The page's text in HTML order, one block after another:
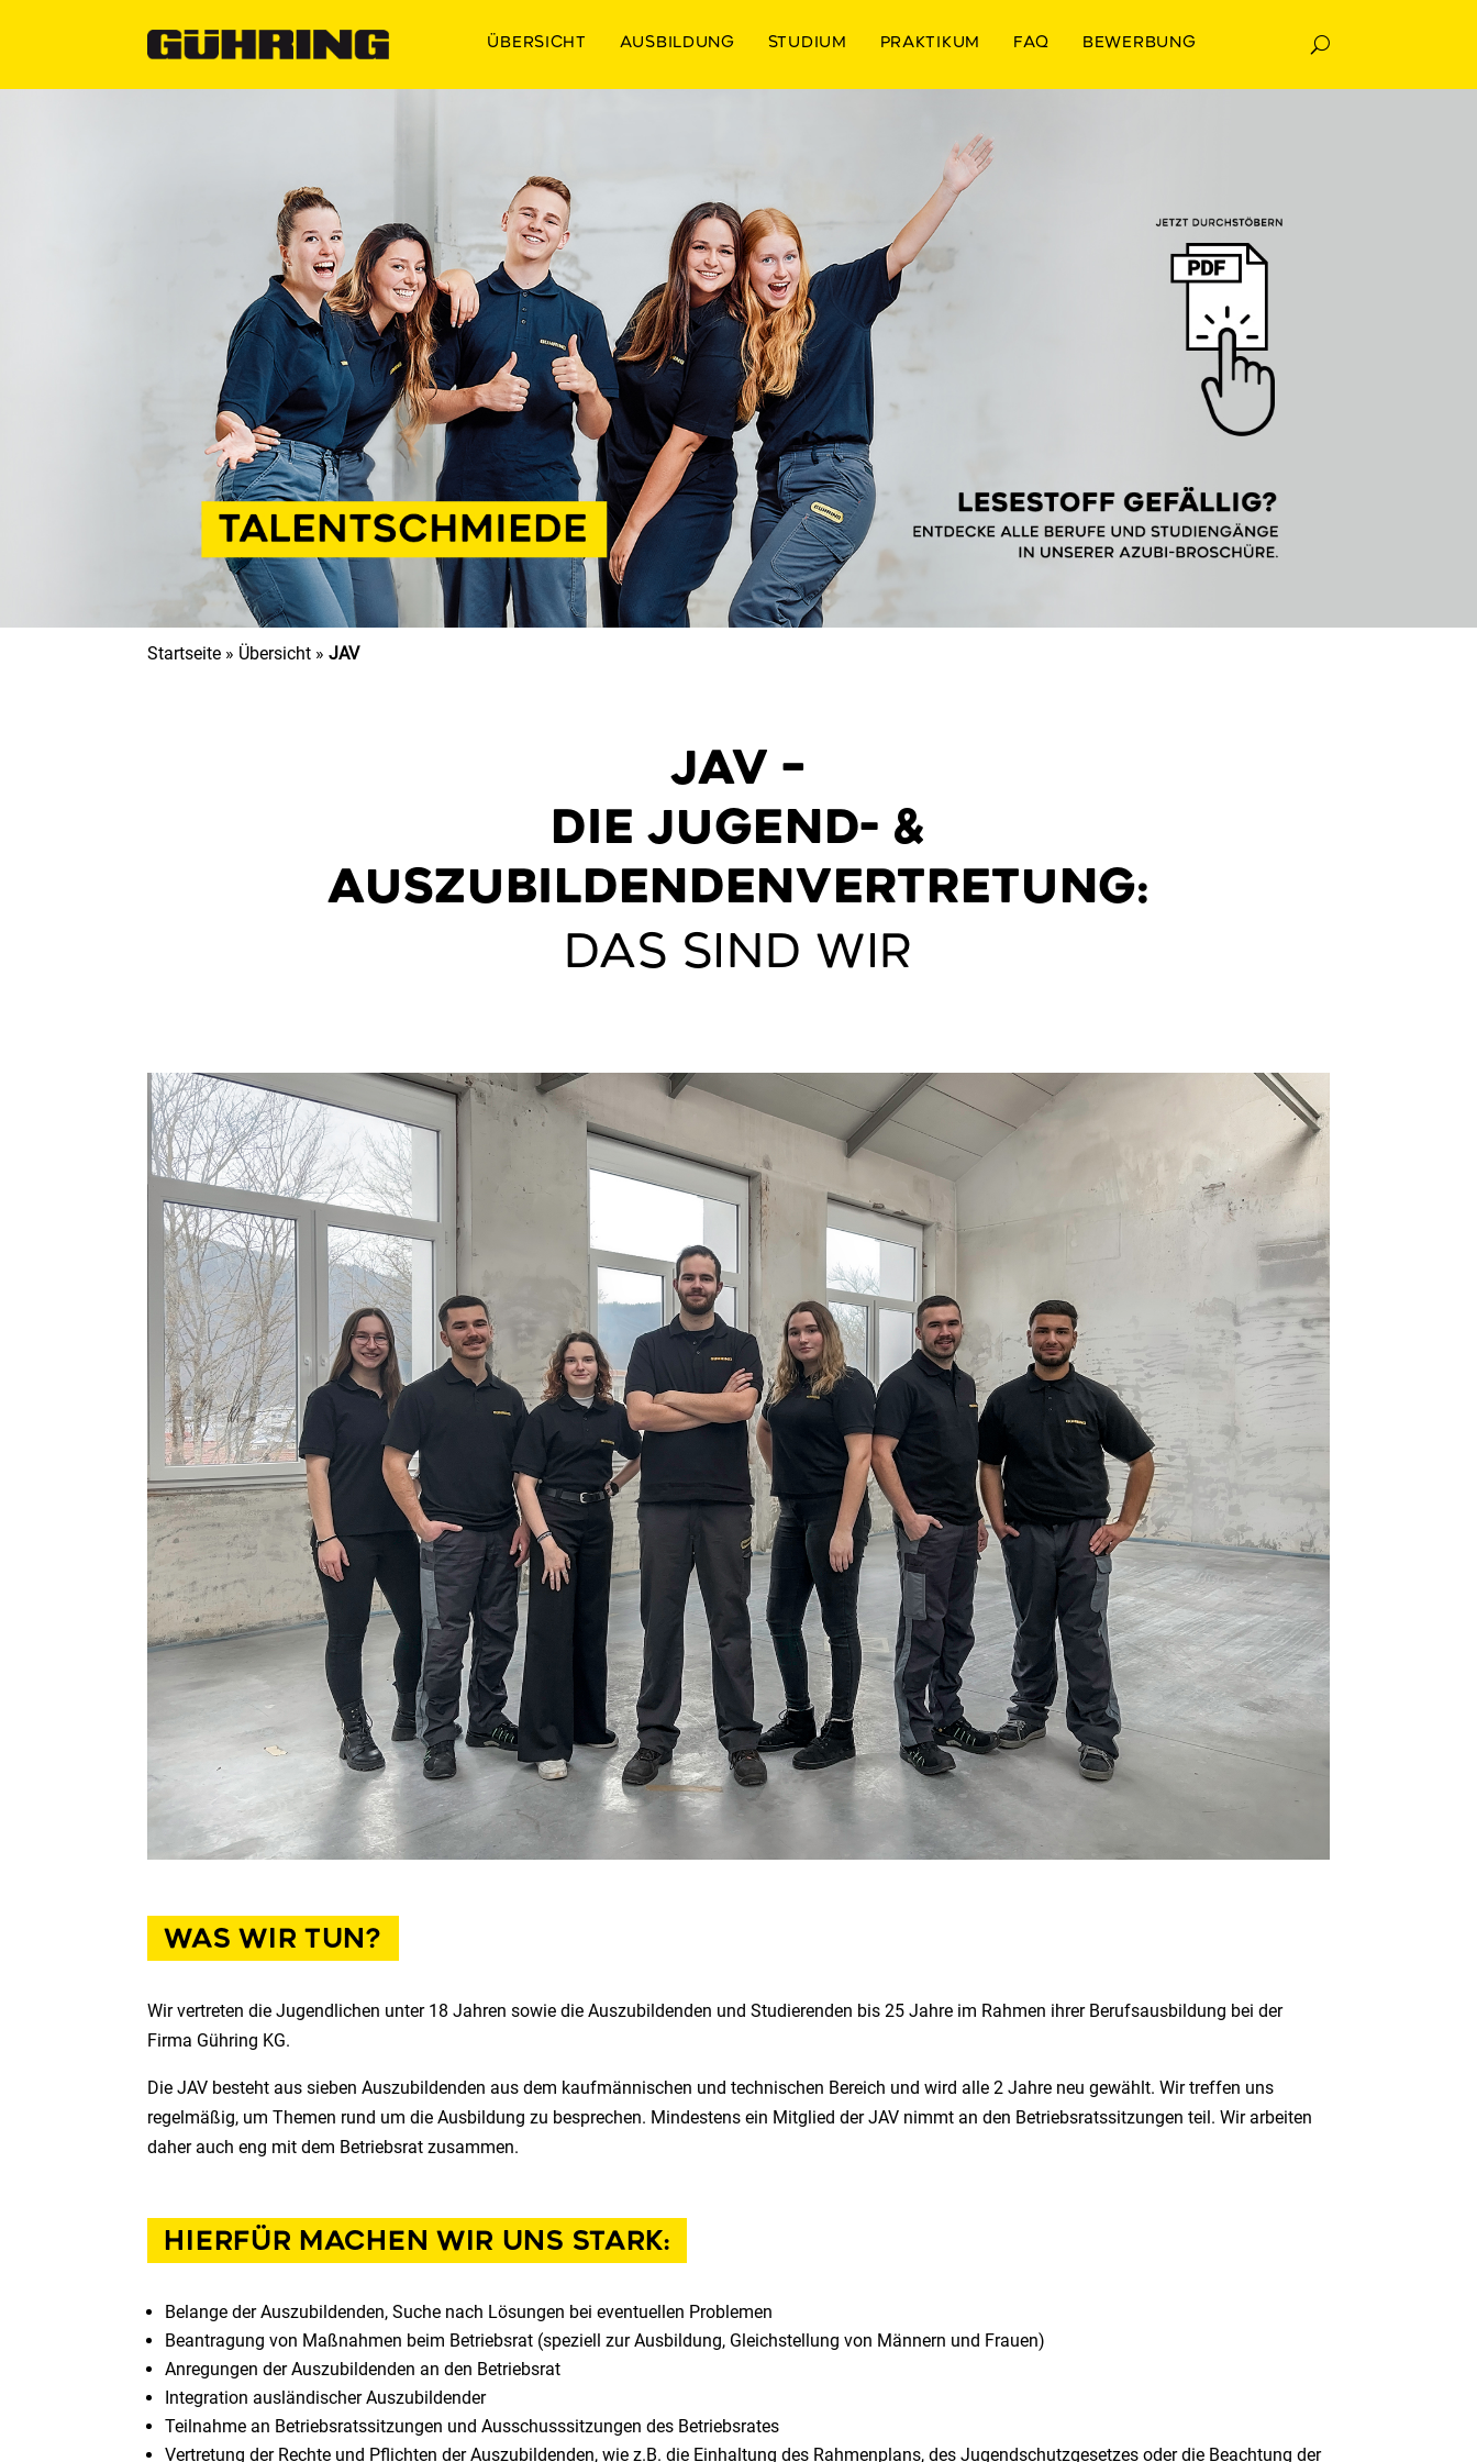
ÜBERSICHT AUSBILDUNG STUDIUM PRAKTIKUM FAQ BEWERBUNG
Startseite » Übersicht »JAV
JAV –
DIE JUGEND- &
AUSZUBILDENDENVERTRETUNG:
DAS SIND WIR
WAS WIR TUN?
Wir vertreten die Jugendlichen unter 18 Jahren sowie die Auszubildenden und Studierenden bis 25 Jahre im Rahmen ihrer Berufsausbildung bei der
Firma Gühring KG.
Die JAV besteht aus sieben Auszubildenden aus dem kaufmännischen und technischen Bereich und wird alle 2 Jahre neu gewählt. Wir treffen uns
regelmäßig, um Themen rund um die Ausbildung zu besprechen. Mindestens ein Mitglied der JAV nimmt an den Betriebsratssitzungen teil. Wir arbeiten
daher auch eng mit dem Betriebsrat zusammen.
HIERFÜR MACHEN WIR UNS STARK:
Belange der Auszubildenden, Suche nach Lösungen bei eventuellen Problemen
Beantragung von Maßnahmen beim Betriebsrat (speziell zur Ausbildung, Gleichstellung von Männern und Frauen)
Anregungen der Auszubildenden an den Betriebsrat
Integration ausländischer Auszubildender
Teilnahme an Betriebsratssitzungen und Ausschusssitzungen des Betriebsrates
Vertretung der Rechte und Pflichten der Auszubildenden, wie z.B. die Einhaltung des Rahmenplans, des Jugendschutzgesetzes oder die Beachtung der